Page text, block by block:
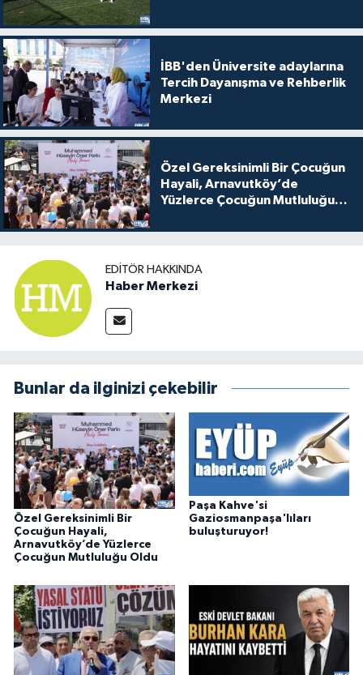
İBB'den Üniversite adaylarına
Tercih Dayanışma ve Rehberlik
Merkezi
Özel Gereksinimli Bir Çocuğun
Hayali, Arnavutköy’de
Yüzlerce Çocuğun Mutluluğu
EDITÖR HAKKINDA
Haber Merkezi
Bunlar da ilginizi çekebilir
Özel Gereksinimli Bir
Çocuğun Hayali,
Arnavutköy’de Yüzlerce
Çocuğun Mutluluğu Oldu
Paşa Kahve'si
Gaziosmanpaşa'lıları
buluşturuyor!